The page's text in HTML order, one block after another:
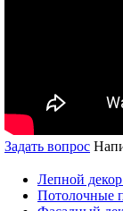
Задать вопрос
Лепной
Потолочные